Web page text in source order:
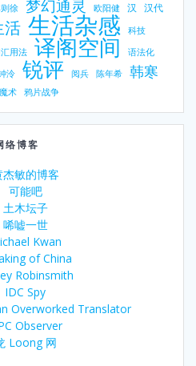
徐 梦幻通灵 欧阳健 汉 汉代
活 生活杂感 科技
用法 译阁空间 语法化
泠 锐评 阅兵 陈年希 韩寒
魔术 鸦片战争
络博客
杰敏的博客
可能吧
土木坛子
唏嘘一世
Kwan
of China
Robinsmith
IDC Spy
Overworked Translator
Observer
Loong 网